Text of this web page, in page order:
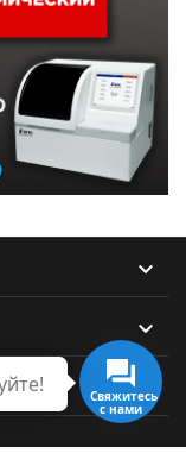



Свяжитесь
с нами